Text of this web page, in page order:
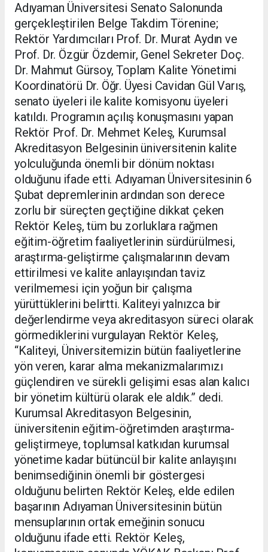
Adıyaman Üniversitesi Senato Salonunda
gerçekleştirilen Belge Takdim Törenine;
Rektör Yardımcıları Prof. Dr. Murat Aydın ve
Prof. Dr. Özgür Özdemir, Genel Sekreter Doç.
Dr. Mahmut Gürsoy, Toplam Kalite Yönetimi
Koordinatörü Dr. Öğr. Üyesi Cavidan Gül Varış,
senato üyeleri ile kalite komisyonu üyeleri
katıldı. Programın açılış konuşmasını yapan
Rektör Prof. Dr. Mehmet Keleş, Kurumsal
Akreditasyon Belgesinin üniversitenin kalite
yolculuğunda önemli bir dönüm noktası
olduğunu ifade etti. Adıyaman Üniversitesinin 6
Şubat depremlerinin ardından son derece
zorlu bir süreçten geçtiğine dikkat çeken
Rektör Keleş, tüm bu zorluklara rağmen
eğitim-öğretim faaliyetlerinin sürdürülmesi,
araştırma-geliştirme çalışmalarının devam
ettirilmesi ve kalite anlayışından taviz
verilmemesi için yoğun bir çalışma
yürüttüklerini belirtti. Kaliteyi yalnızca bir
değerlendirme veya akreditasyon süreci olarak
görmediklerini vurgulayan Rektör Keleş,
“Kaliteyi, Üniversitemizin bütün faaliyetlerine
yön veren, karar alma mekanizmalarımızı
güçlendiren ve sürekli gelişimi esas alan kalıcı
bir yönetim kültürü olarak ele aldık.” dedi.
Kurumsal Akreditasyon Belgesinin,
üniversitenin eğitim-öğretimden araştırma-
geliştirmeye, toplumsal katkıdan kurumsal
yönetime kadar bütüncül bir kalite anlayışını
benimsediğinin önemli bir göstergesi
olduğunu belirten Rektör Keleş, elde edilen
başarının Adıyaman Üniversitesinin bütün
mensuplarının ortak emeğinin sonucu
olduğunu ifade etti. Rektör Keleş,